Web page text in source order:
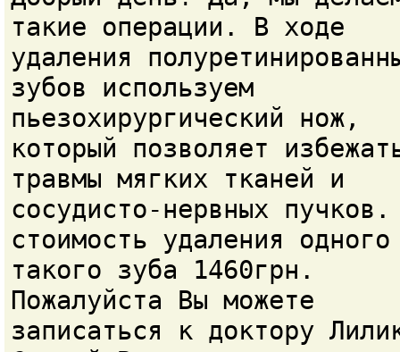
такие операции. В ходе
удаления
зубов используем
пьезохирургический нож,
который позволяет
травмы мягких тканей и
сосудисто-нервных пучков.
стоимость удаления одного
такого зуба 1460грн.
Пожалуйста Вы можете
записаться к доктору